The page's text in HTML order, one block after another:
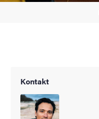
Kontakt